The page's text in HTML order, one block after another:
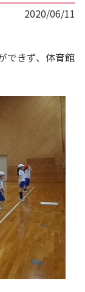
2020/06/11
できず、体育館